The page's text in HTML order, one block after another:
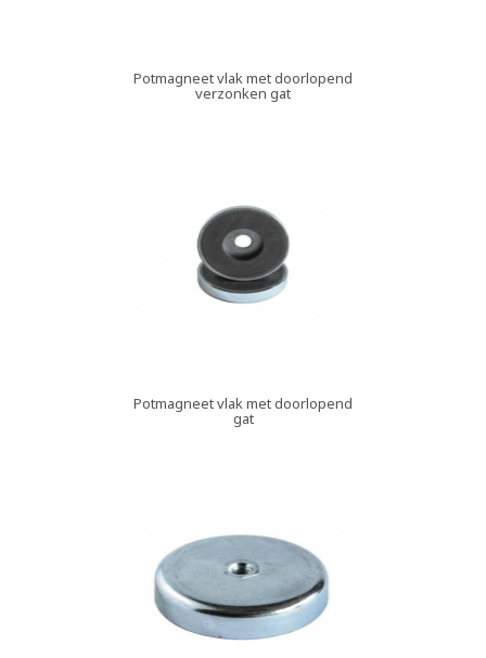
Potmagneet vlak met doorlopend
verzonken gat
Potmagneet vlak met doorlopend
gat